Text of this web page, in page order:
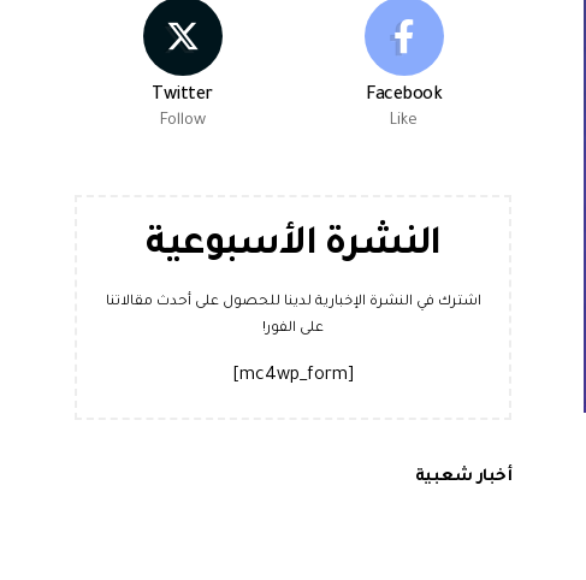
Facebook
Like
Twitter
Follow
النشرة الأسبوعية
اشترك في النشرة الإخبارية لدينا للحصول على أحدث مقالاتنا
على الفور!
[mc4wp_form]
أخبار شعبية